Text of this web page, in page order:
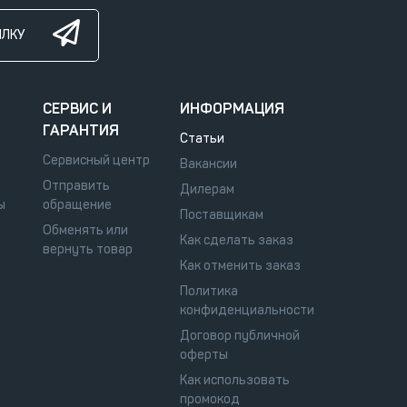
СЕРВИС И
ГАРАНТИЯ
Сервисный центр
Отправить
обращение
Обменять или
вернуть товар
ИНФОРМАЦИЯ
Статьи
Вакансии
Дилерам
Поставщикам
Как сделать заказ
Как отменить заказ
Политика
конфиденциальности
Договор публичной
оферты
Как использовать
промокод